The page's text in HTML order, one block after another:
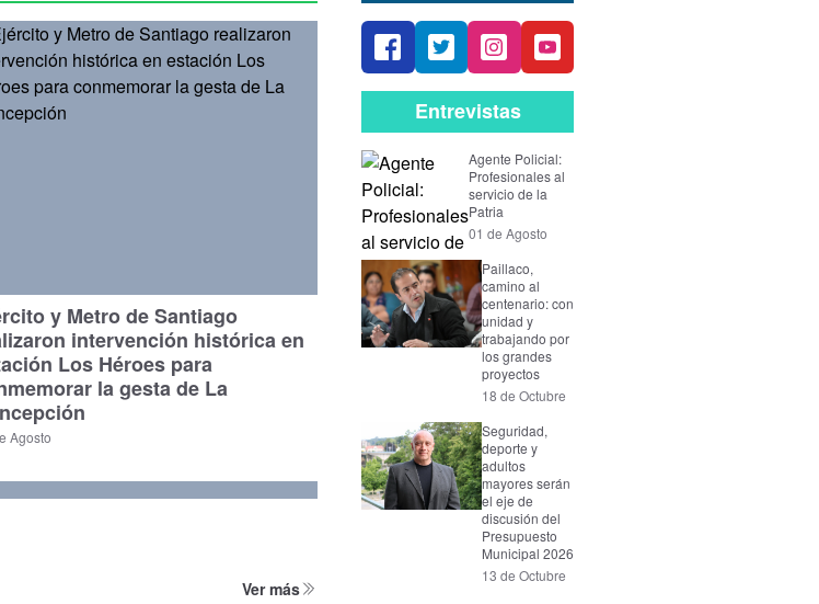
y Metro de Santiago
intervención histórica en
Los Héroes para
la gesta de La
Agosto
Ver más
Entrevistas
Agente Policial:
Profesionales al
servicio de la
Patria
01 de Agosto
Paillaco,
camino al
centenario: con
unidad y
trabajando por
los grandes
proyectos
18 de Octubre
Seguridad,
deporte y
adultos
mayores serán
el eje de
discusión del
Presupuesto
Municipal 2026
13 de Octubre